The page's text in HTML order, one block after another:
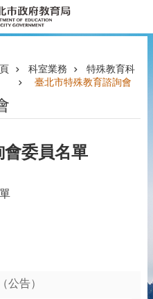
科室業務
特殊教育科
臺北市特殊教育諮詢會
委員名單
公告）